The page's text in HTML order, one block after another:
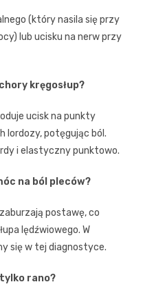
(który nasila się przy
lub ucisku na nerw przy
kręgosłup?
ucisk na punkty
lordozy, potęgując ból.
i elastyczny punktowo.
na ból pleców?
postawę, co
lędźwiowego. W
się w tej diagnostyce.
rano?